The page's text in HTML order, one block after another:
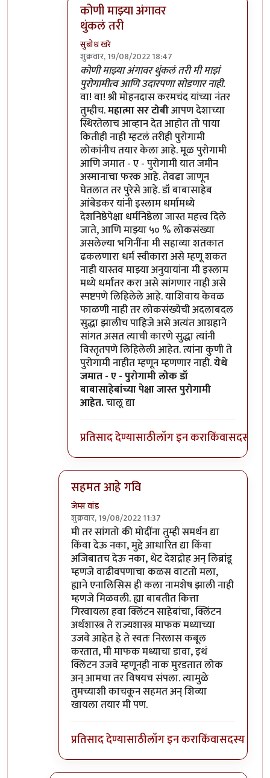
कोणी माझ्या अंगावर
थुंकलं तरी
सुबोध खरे
शुक्रवार, 19/08/2022 18:47
In reply toपुरोगामी आणि लिबरलby
कोणी माझ्या अंगावर थुंकलं तरी मी माझं
पुरोगामीत्व आणि उदारपणा सोडणार नाही.
वा! वा! श्री मोहनदास करमचंद यांच्या नंतर
तुम्हीच.महात्मा सर टोबीआपण देशाच्या
स्थिरतेलाच आव्हान देत आहोत तो पाया
कितीही नाही म्हटलं तरीही पुरोगामी
लोकांनीच तयार केला आहे. मूळ पुरोगामी
आणि जमात - ए - पुरोगामी यात जमीन
अस्मानाचा फरक आहे. तेवढा जाणून
घेतलात तर पुरेसे आहे. डॉ बाबासाहेब
आंबेडकर यांनी इस्लाम धर्मामध्ये
देशनिष्ठेपेक्षा धर्मनिष्ठेला जास्त महत्त्व दिले
जाते, आणि माझ्या ५० % लोकसंख्या
असलेल्या भगिनींना मी सहाव्या शतकात
ढकलणारा धर्म स्वीकारा असे म्हणू शकत
नाही यास्तव माझ्या अनुयायांना मी इस्लाम
मध्ये धर्मांतर करा असे सांगणार नाही असे
स्पष्टपणे लिहिलेले आहे. याशिवाय केवळ
फाळणी नाही तर लोकसंख्येची अदलाबदल
सुद्धा झालीच पाहिजे असे अत्यंत आग्रहाने
सांगत असत त्याची कारणे सुद्धा त्यांनी
विस्तृतपणे लिहिलेली आहेत. त्यांना कुणी ते
पुरोगामी नाहीत म्हणून म्हणणार नाही.येथे
जमात - ए - पुरोगामी लोक डॉ
बाबासाहेबांच्या पेक्षा जास्त पुरोगामी
आहेत.चालू द्या
प्रतिसाद देण्यासाठीलॉग इन कराकिंवासदस्य व्हा
सहमत आहे गवि
जेम्स वांड
शुक्रवार, 19/08/2022 11:37
In reply toविरोधात वैयक्तिक पण नाहीby
मी तर सांगतो की मोदींना तुम्ही समर्थन द्या
किंवा देऊ नका, मुद्दे आधारित द्या किंवा
अजिबातच देऊ नका, थेट देशद्रोह अन् लिब्रांडू
म्हणजे वाढीवपणाचा कळस वाटतो मला,
ह्याने एनालिसिस ही कला नामशेष झाली नाही
म्हणजे मिळवली. ह्या बाबतीत कित्ता
गिरवायला हवा क्लिंटन साहेबांचा, क्लिंटन
अर्थशास्त्र ते राज्यशास्त्र माफक मध्याच्या
उजवे आहेत हे ते स्वतः निरलास कबूल
करतात, मी माफक मध्याचा डावा, इथं
क्लिंटन उजवे म्हणूनही नाक मुरडतात लोक
अन् आमचा तर विषयच संपला. त्यामुळे
तुमच्याशी काचकून सहमत अन् शिव्या
खायला तयार मी पण.
प्रतिसाद देण्यासाठीलॉग इन कराकिंवासदस्य व्हा